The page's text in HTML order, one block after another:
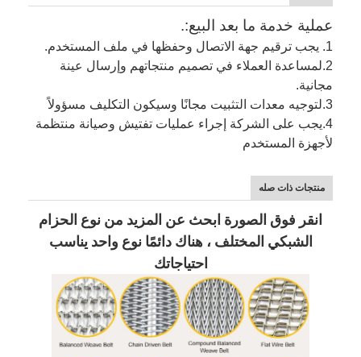
عملية خدمة ما بعد البيع:.
1. يجب ترقيم جهة الاتصال وحفظها في ملف المستخدم.
2. لمساعدة العملاء في تصميم منتجاتهم وإرسال عينة
مجانية.
3. لتوجيه معدات التثبيت مجانًا وسيكون التكليف مسؤولاً
4. يجب على الشركة إجراء عمليات تفتيش وصيانة منتظمة
لأجهزة المستخدم
منتجات ذات صله
انقر فوق الصورة ابحث عن المزيد من نوع الحزام
الشبكي المختلف ، هناك دائمًا نوع واحد يناسب
احتياجاتك